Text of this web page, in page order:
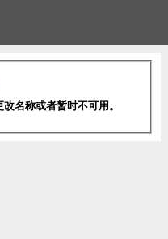
名称或者暂时不可用。